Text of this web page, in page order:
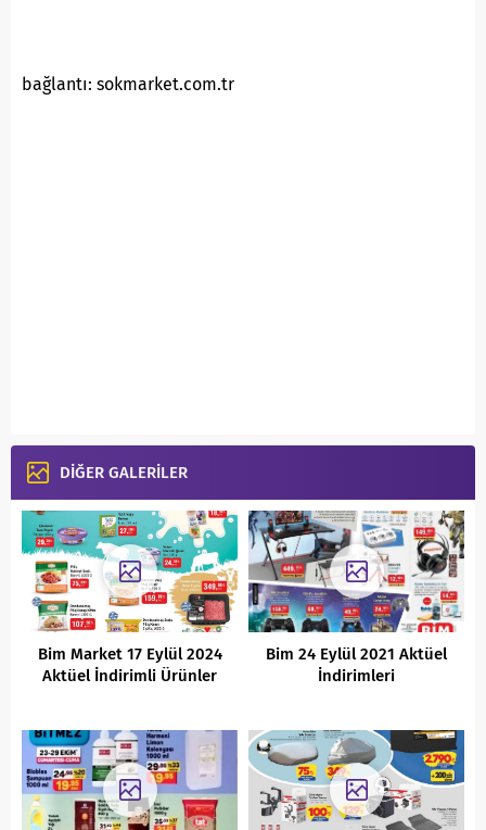
bağlantı: sokmarket.com.tr
DİĞER GALERİLER
Bim Market 17 Eylül 2024
Aktüel İndirimli Ürünler
Bim 24 Eylül 2021 Aktüel
İndirimleri